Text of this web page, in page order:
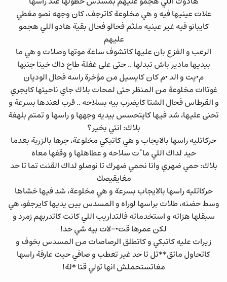
علات عينيها فيه و هي مخلوعة كاترجف، كان وجهه نصو مغطي
كايبانو فيه غير عينيه ملثم فحالو فحال بقية هادو اللي هجمو
عليهم
الرعب و الفزع بان عليها كاتشوف ساعة موتها وصلات و هي ما
بيديها مادير باش تبدلها .. حتى على غفلة طاح داك خينا جنبها
م•يت و الد •م كان كايسيل من مؤخرة راسه فحال الوديان
غوتاات مخلوعة من المنظر حتى لمحات بلاك جاي ناحيتها كايجري
و القرطاس فحال الشتا كايضرب بيه بسلاحه .. قرب لعندها بسرعة و
تحنى عليها، شد فيها كايتحسس بيديه وجهها و راسها و تمتم بلهفة
بلاك: انتي بخير؟
حركاتليه راسها بالايجاب و هي كاتبكي مخلوعة، جرها بالزربة بعدما
حيد لداك اللي ما°ت سلاحه و عطاهلها و وقفها معاه
بلاك: حمي ضهري وانا نحمي ضهرك تا نوصلو لداك القنت تما تا حد
مغايقيصك
حركاتليه راسها بالايجاب بسرعة و هي مخلوعة، شد فيها خشاها
وسط حضنه، طلات براسها لوراه و المسدس بين يديها كايرجفو، هي
سبقلها هزاته و استخدماته فالتداريب اللي كانت كاتدربهم زمرد و
لكن عمرها قت•-لات بيه شي حد!
زيرات عليه كاتبكي و كاتطلق الرصاصات من المسدس بخوف و
كاتحاول ماتق**تل تا حد غير تعطب و صافي حيت عارفة راسها
مغاتستحملش انها تولي قتا *لة!